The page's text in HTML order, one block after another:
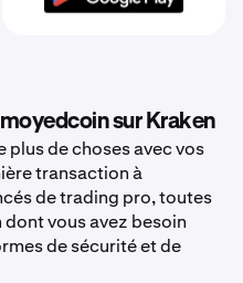
sur Kraken
plus de choses avec vos
transaction à
de trading pro, toutes
vous avez besoin
de sécurité et de